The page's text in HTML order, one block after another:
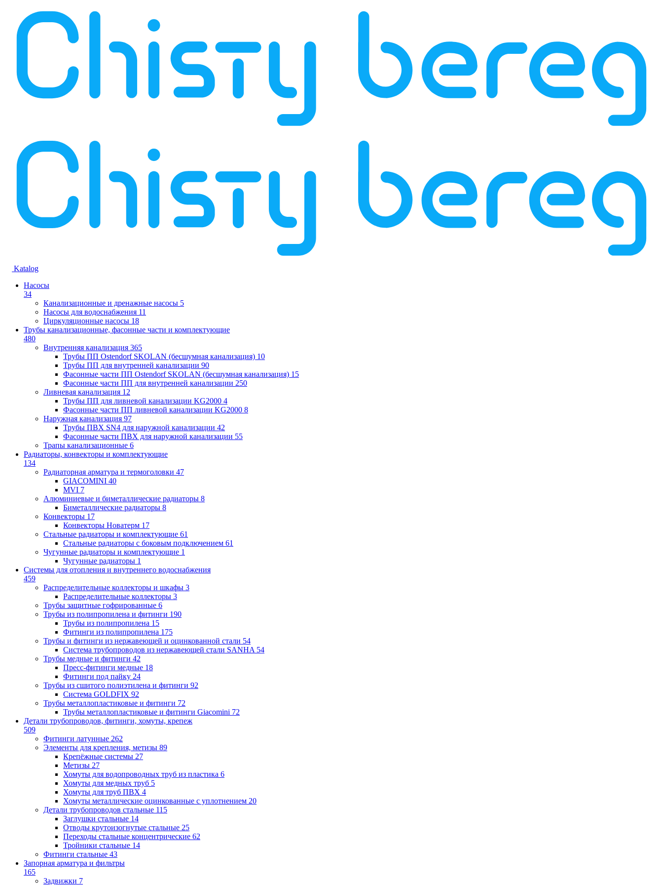
Katalog
Насосы
34
Канализационные и дренажные насосы 5
Насосы для водоснабжения 11
Циркуляционные насосы 18
Трубы канализационные, фасонные части и комплектующие
480
Внутренняя канализация 365
Трубы ПП Ostendorf SKOLAN (бесшумная канализация) 10
Трубы ПП для внутренней канализации 90
Фасонные части ПП Ostendorf SKOLAN (бесшумная канализация) 15
Фасонные части ПП для внутренней канализации 250
Ливневая канализация 12
Трубы ПП для ливневой канализации KG2000 4
Фасонные части ПП ливневой канализации KG2000 8
Наружная канализация 97
Трубы ПВХ SN4 для наружной канализации 42
Фасонные части ПВХ для наружной канализации 55
Трапы канализационные 6
Радиаторы, конвекторы и комплектующие
134
Радиаторная арматура и термоголовки 47
GIACOMINI 40
MVI 7
Алюминиевые и биметаллические радиаторы 8
Биметаллические радиаторы 8
Конвекторы 17
Конвекторы Новатерм 17
Стальные радиаторы и комплектующие 61
Стальные радиаторы с боковым подключением 61
Чугунные радиаторы и комплектующие 1
Чугунные радиаторы 1
Системы для отопления и внутреннего водоснабжения
459
Распределительные коллекторы и шкафы 3
Распределительные коллекторы 3
Трубы защитные гофрированные 6
Трубы из полипропилена и фитинги 190
Трубы из полипропилена 15
Фитинги из полипропилена 175
Трубы и фитинги из нержавеющей и оцинкованной стали 54
Система трубопроводов из нержавеющей стали SANHA 54
Трубы медные и фитинги 42
Пресс-фитинги медные 18
Фитинги под пайку 24
Трубы из сшитого полиэтилена и фитинги 92
Система GOLDFIX 92
Трубы металлопластиковые и фитинги 72
Трубы металлопластиковые и фитинги Giacomini 72
Детали трубопроводов, фитинги, хомуты, крепеж
509
Фитинги латунные 262
Элементы для крепления, метизы 89
Крепёжные системы 27
Метизы 27
Хомуты для водопроводных труб из пластика 6
Хомуты для медных труб 5
Хомуты для труб ПВХ 4
Хомуты металлические оцинкованные с уплотнением 20
Детали трубопроводов стальные 115
Заглушки стальные 14
Отводы крутоизогнутые стальные 25
Переходы стальные концентрические 62
Тройники стальные 14
Фитинги стальные 43
Запорная арматура и фильтры
165
Задвижки 7